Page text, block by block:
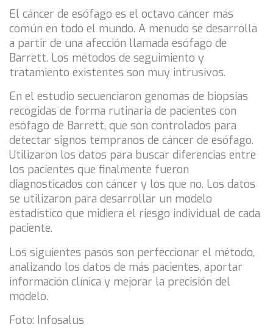
El cáncer de esófago es el octavo cáncer más
común en todo el mundo. A menudo se desarrolla
a partir de una afección llamada esófago de
Barrett. Los métodos de seguimiento y
tratamiento existentes son muy intrusivos.
En el estudio secuenciaron genomas de biopsias
recogidas de forma rutinaria de pacientes con
esófago de Barrett, que son controlados para
detectar signos tempranos de cáncer de esófago.
Utilizaron los datos para buscar diferencias entre
los pacientes que finalmente fueron
diagnosticados con cáncer y los que no. Los datos
se utilizaron para desarrollar un modelo
estadístico que midiera el riesgo individual de cada
paciente.
Los siguientes pasos son perfeccionar el método,
analizando los datos de más pacientes, aportar
información clínica y mejorar la precisión del
modelo.
Foto: Infosalus